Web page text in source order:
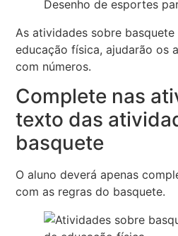
Desenho de esportes
As atividades sobre
educação física, ajudarão os
com números.
Complete nas
texto das
basquete
O aluno deverá apenas
com as regras do basquete.